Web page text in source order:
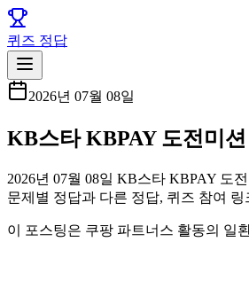
퀴즈 정답
2026년 07월 08일
KB스타 KBPAY 도전미션
2026년 07월 08일 KB스타 KBPAY 도
문제별 정답과 다른 정답, 퀴즈 참여
이 포스팅은 쿠팡 파트너스 활동의 일